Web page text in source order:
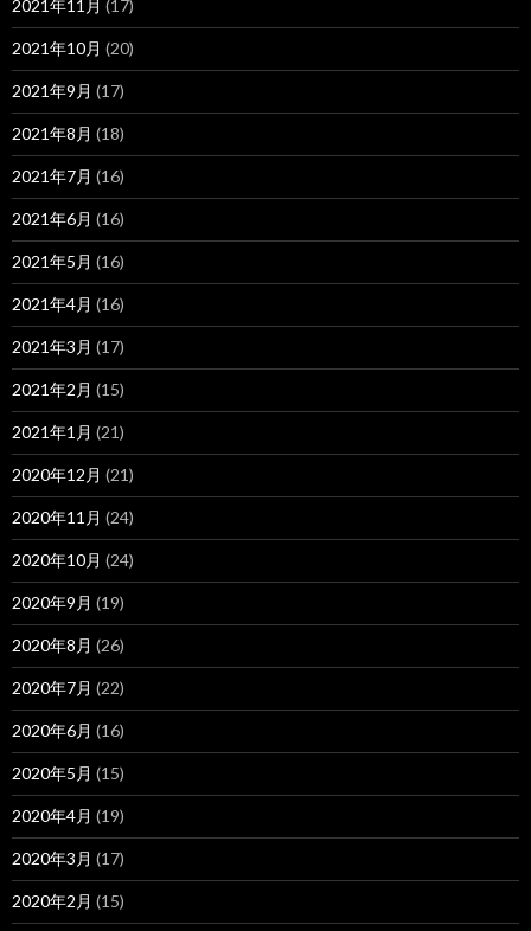
2021年11月 (17)
2021年10月 (20)
2021年9月 (17)
2021年8月 (18)
2021年7月 (16)
2021年6月 (16)
2021年5月 (16)
2021年4月 (16)
2021年3月 (17)
2021年2月 (15)
2021年1月 (21)
2020年12月 (21)
2020年11月 (24)
2020年10月 (24)
2020年9月 (19)
2020年8月 (26)
2020年7月 (22)
2020年6月 (16)
2020年5月 (15)
2020年4月 (19)
2020年3月 (17)
2020年2月 (15)